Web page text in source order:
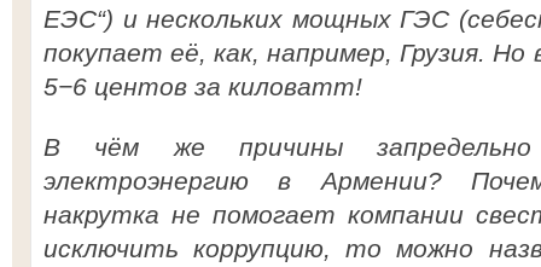
ЕЭС“) и нескольких мощных ГЭС
покупает её, как, например, Грузия.
5−6 центов за киловатт!
В чём же причины
электроэнергию в Армении?
накрутка не помогает компании
исключить коррупцию, то можно